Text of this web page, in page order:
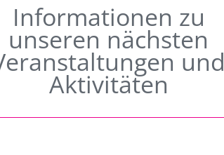
Informationen zu
unseren nächsten
und
Aktivitäten